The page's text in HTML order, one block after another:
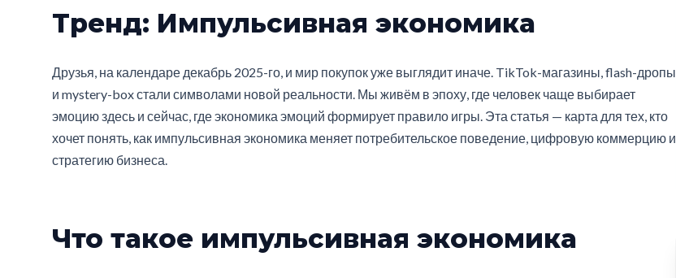
Тренд: Импульсивная экономика
Друзья, на календаре декабрь 2025-го, и мир покупок уже выглядит иначе. TikTok-магазины, flash-дропы
и mystery-box стали символами новой реальности. Мы живём в эпоху, где человек чаще выбирает
эмоцию здесь и сейчас, где экономика эмоций формирует правило игры. Эта статья — карта для тех, кто
хочет понять, как импульсивная экономика меняет потребительское поведение, цифровую коммерцию и
стратегию бизнеса.
Что такое импульсивная экономика